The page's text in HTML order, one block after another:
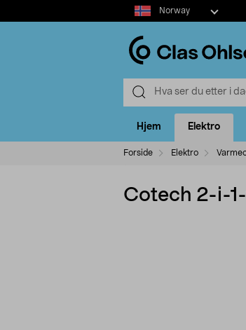
Select
market
Norway
Hjem Elektro
Forside Elektro
Cotech 2-i-